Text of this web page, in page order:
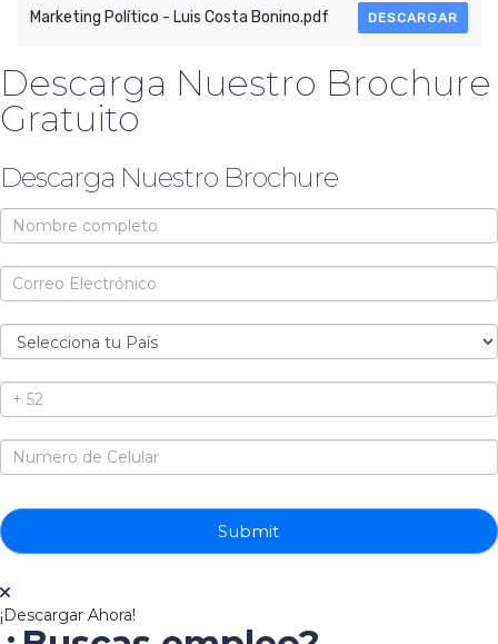
Marketing Político - Luis Costa Bonino.pdf DESCARGAR
Descarga Nuestro Brochure
Gratuito
Descarga Nuestro Brochure
Brochure
Submit
¡Descargar Ahora!